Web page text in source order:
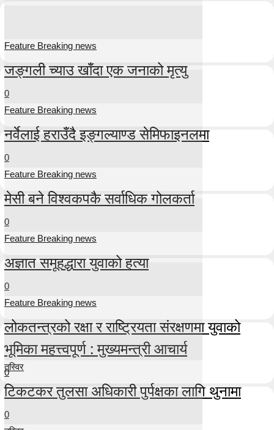
Feature Breaking news
जङ्गली च्याउ खाँदा एक जनाको मृत्यु
0
Feature Breaking news
नर्वेलाई हराउँदै इङ्गल्याण्ड सेमिफाइनलमा
0
Feature Breaking news
मेसी बने विश्वकपकै सर्वाधिक गोलकर्ता
0
Feature Breaking news
अज्ञात समूहद्धारा युवाको हत्या
0
Feature Breaking news
लोकतन्त्रको रक्षा र राष्ट्रियता संरक्षणमा युवाको
भूमिका महत्त्वपूर्ण : मुख्यमन्त्री आचार्य
0
तस्विर
टिकटकर तुलसा अधिकारी पुर्पक्षका लागि थुनामा
0